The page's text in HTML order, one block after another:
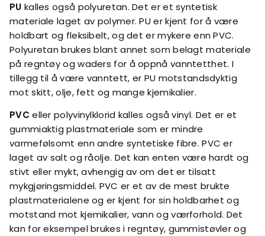
PU kalles også polyuretan. Det er et syntetisk
materiale laget av polymer. PU er kjent for å være
holdbart og fleksibelt, og det er mykere enn PVC.
Polyuretan brukes blant annet som belagt materiale
på regntøy og waders for å oppnå vanntetthet. I
tillegg til å være vanntett, er PU motstandsdyktig
mot skitt, olje, fett og mange kjemikalier.
PVCeller polyvinylklorid kalles også vinyl. Det er et
gummiaktig plastmateriale som er mindre
varmefølsomt enn andre syntetiske fibre. PVC er
laget av salt og råolje. Det kan enten være hardt og
stivt eller mykt, avhengig av om det er tilsatt
mykgjøringsmiddel. PVC er et av de mest brukte
plastmaterialene og er kjent for sin holdbarhet og
motstand mot kjemikalier, vann og værforhold. Det
kan for eksempel brukes i regntøy, gummistøvler og